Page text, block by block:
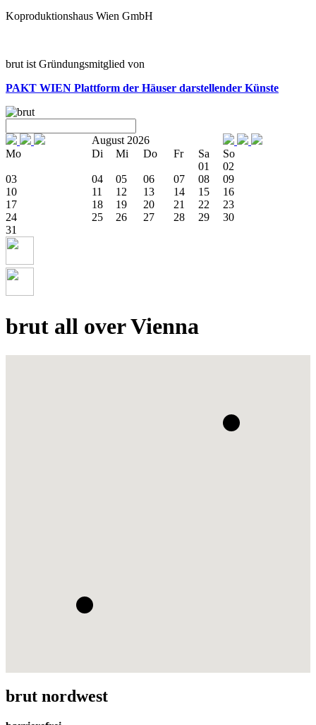
Koproduktionshaus Wien GmbH
brut ist Gründungsmitglied von
PAKT WIEN Plattform der Häuser darstellender Künste
August 2026
Mo
Di Mi Do Fr Sa
So
01
02
03
04 05 06 07 08
09
10
11 12 13 14 15
16
17
18 19 20 21 22
23
24
25 26 27 28 29
30
31
brut all over Vienna
brut nordwest